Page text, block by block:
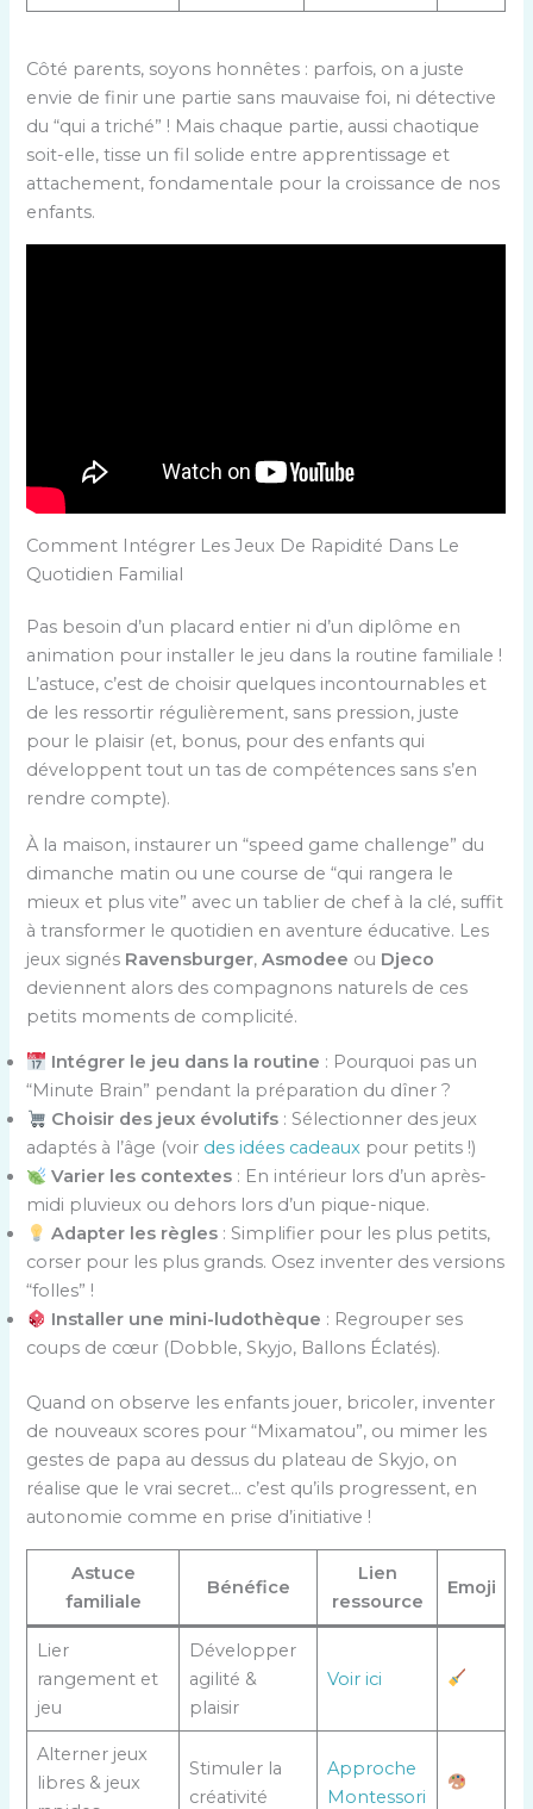
Côté parents, soyons honnêtes : parfois, on a juste
envie de finir une partie sans mauvaise foi, ni détective
du “qui a triché” ! Mais chaque partie, aussi chaotique
soit-elle, tisse un fil solide entre apprentissage et
attachement, fondamentale pour la croissance de nos
enfants.
Comment Intégrer Les Jeux De Rapidité Dans Le
Quotidien Familial
Pas besoin d’un placard entier ni d’un diplôme en
animation pour installer le jeu dans la routine familiale !
L’astuce, c’est de choisir quelques incontournables et
de les ressortir régulièrement, sans pression, juste
pour le plaisir (et, bonus, pour des enfants qui
développent tout un tas de compétences sans s’en
rendre compte).
À la maison, instaurer un “speed game challenge” du
dimanche matin ou une course de “qui rangera le
mieux et plus vite” avec un tablier de chef à la clé, suffit
à transformer le quotidien en aventure éducative. Les
jeux signés Ravensburger,Asmodee ou Djeco
deviennent alors des compagnons naturels de ces
petits moments de complicité.
Intégrer le jeu dans la routine : Pourquoi pas un
“Minute Brain” pendant la préparation du dîner ?
Choisir des jeux évolutifs : Sélectionner des jeux
adaptés à l’âge (voir des idées cadeaux pour petits !)
Varier les contextes : En intérieur lors d’un après-
midi pluvieux ou dehors lors d’un pique-nique.
Adapter les règles : Simplifier pour les plus petits,
corser pour les plus grands. Osez inventer des versions
“folles” !
Installer une mini-ludothèque : Regrouper ses
coups de cœur (Dobble, Skyjo, Ballons Éclatés).
Quand on observe les enfants jouer, bricoler, inventer
de nouveaux scores pour “Mixamatou”, ou mimer les
gestes de papa au dessus du plateau de Skyjo, on
réalise que le vrai secret… c’est qu’ils progressent, en
autonomie comme en prise d’initiative !
Astuce
familiale
Bénéfice
Lien
ressource
Emoji
Lier
rangement et
jeu
Développer
agilité &
plaisir
Voir ici
Alterner jeux
libres & jeux
Stimuler la
créativité
Approche
Montessori